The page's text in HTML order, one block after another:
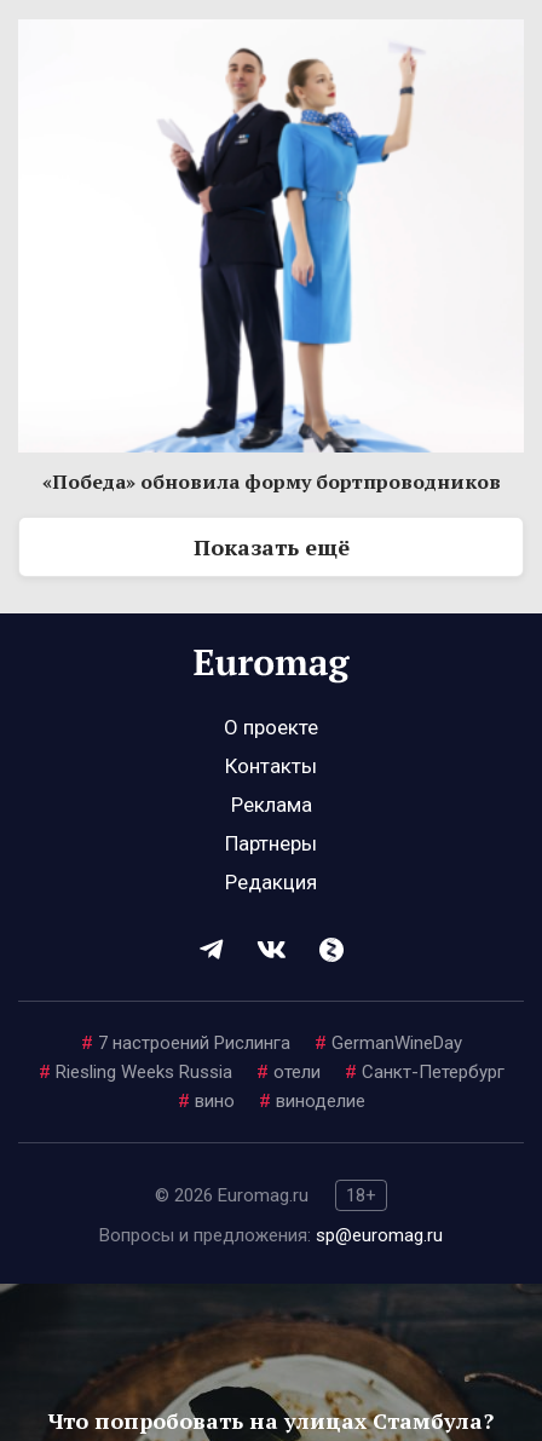
«Победа» обновила форму бортпроводников
Показать ещё
О проекте
Контакты
Реклама
Партнеры
Редакция
# 7 настроений Рислинга # GermanWineDay
# Riesling Weeks Russia # отели # Санкт-Петербург
# вино # виноделие
© 2026 Euromag.ru
18+
Вопросы и предложения: sp@euromag.ru
Что попробовать на улицах Стамбула?